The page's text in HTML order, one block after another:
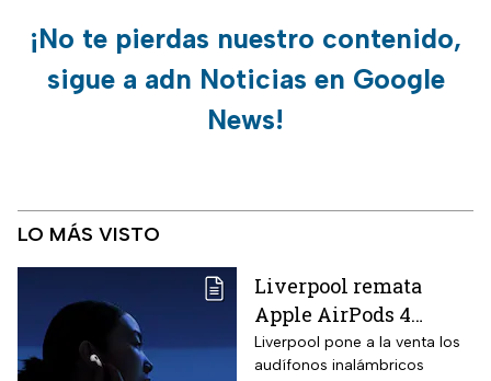
¡No te pierdas nuestro contenido,
sigue a adn Noticias en Google
News!
LO MÁS VISTO
Liverpool remata
Apple AirPods 4
inalámbricos con 20%
descuento y hasta 16
Liverpool pone a la venta los
audífonos inalámbricos